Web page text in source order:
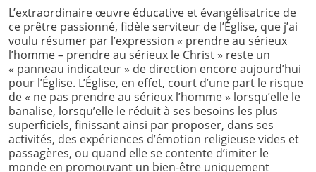
L’extraordinaire œuvre éducative et évangélisatrice de
ce prêtre passionné, fidèle serviteur de l’Église, que j’ai
voulu résumer par l’expression « prendre au sérieux
l’homme – prendre au sérieux le Christ » reste un
« panneau indicateur » de direction encore aujourd’hui
pour l’Église. L’Église, en effet, court d’une part le risque
de « ne pas prendre au sérieux l’homme » lorsqu’elle le
banalise, lorsqu’elle le réduit à ses besoins les plus
superficiels, finissant ainsi par proposer, dans ses
activités, des expériences d’émotion religieuse vides et
passagères, ou quand elle se contente d’imiter le
monde en promouvant un bien-être uniquement